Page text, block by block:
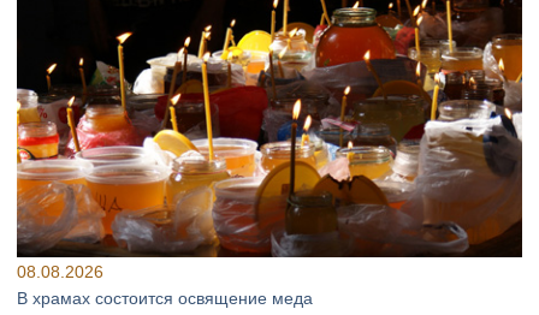
08.08.2026
В храмах состоится освящение меда